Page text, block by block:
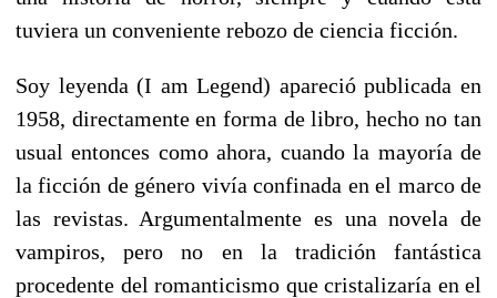
tuviera un conveniente rebozo de ciencia ficción.
Soy leyenda (I am Legend) apareció publicada en
1958, directamente en forma de libro, hecho no tan
usual entonces como ahora, cuando la mayoría de
la ficción de género vivía confinada en el marco de
las revistas. Argumentalmente es una novela de
vampiros, pero no en la tradición fantástica
procedente del romanticismo que cristalizaría en el